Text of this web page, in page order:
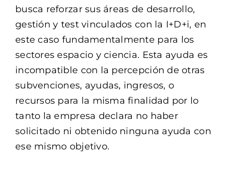
busca reforzar sus áreas de desarrollo,
gestión y test vinculados con la I+D+i, en
este caso fundamentalmente para los
sectores espacio y ciencia. Esta ayuda es
incompatible con la percepción de otras
subvenciones, ayudas, ingresos, o
recursos para la misma finalidad por lo
tanto la empresa declara no haber
solicitado ni obtenido ninguna ayuda con
ese mismo objetivo.